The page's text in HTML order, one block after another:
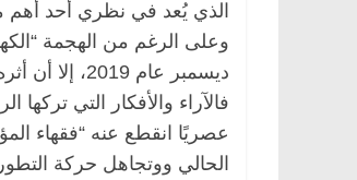
الذي يُعد في نظري أحد
ديسمبر عام 2019، إلا أن أثره أقوى من كل “التحصينات الدفاعية” التي اعتصم بها خصومه.
فالآراء والأفكار التي
عصريًا انقطع عنه “فقهاء
الحالي ووتجاهل حركة